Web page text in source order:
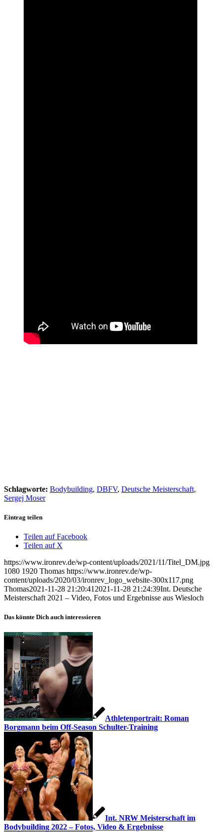
Schlagworte: Bodybuilding, DBFV, Deutsche Meisterschaft,
Sergej Moser
Eintrag teilen
Teilen auf Facebook
Teilen auf X
https://www.ironrev.de/wp-content/uploads/2021/11/Titel_DM.jpg
1080 1920 Thomas https://www.ironrev.de/wp-
content/uploads/2020/03/ironrev_logo_website-300x117.png
Thomas2021-11-28 21:20:41 2021-11-28 21:24:39Int. Deutsche
Meisterschaft 2021 – Video, Fotos und Ergebnisse aus Wiesloch
Das könnte Dich auch interessieren
Athletenportrait: Roman
Borgmann beim Off-Season Schulter-Training
Int. NRW Meisterschaft im
Bodybuilding 2022 – Fotos, Video & Ergebnisse